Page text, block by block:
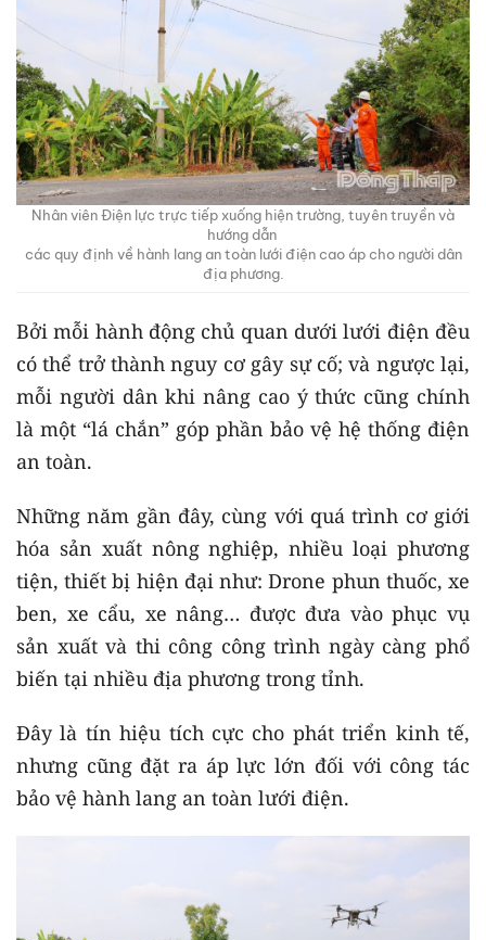
Nhân viên Điện lực trực tiếp xuống hiện trường, tuyên truyền và
hướng dẫn
các quy định về hành lang an toàn lưới điện cao áp cho người dân
địa phương.
Bởi mỗi hành động chủ quan dưới lưới điện đều
có thể trở thành nguy cơ gây sự cố; và ngược lại,
mỗi người dân khi nâng cao ý thức cũng chính
là một “lá chắn” góp phần bảo vệ hệ thống điện
an toàn.
Những năm gần đây, cùng với quá trình cơ giới
hóa sản xuất nông nghiệp, nhiều loại phương
tiện, thiết bị hiện đại như: Drone phun thuốc, xe
ben, xe cẩu, xe nâng… được đưa vào phục vụ
sản xuất và thi công công trình ngày càng phổ
biến tại nhiều địa phương trong tỉnh.
Đây là tín hiệu tích cực cho phát triển kinh tế,
nhưng cũng đặt ra áp lực lớn đối với công tác
bảo vệ hành lang an toàn lưới điện.